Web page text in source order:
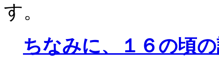
す。
ちなみに、１６の頃